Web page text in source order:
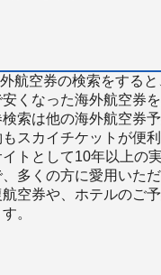
航空券の検索をする
くなった海外航空券
索は他の海外航空券
スカイチケットが便
トとして10年以上の
多くの方に愛用いた
空券や、ホテルのご
。